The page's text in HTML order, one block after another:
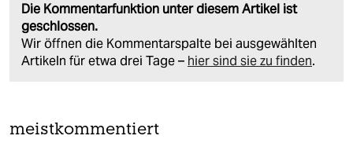
Die Kommentarfunktion unter diesem Artikel ist
geschlossen.
Wir öffnen die Kommentarspalte bei ausgewählten
Artikeln für etwa drei Tage – hier sind sie zu finden.
meistkommentiert